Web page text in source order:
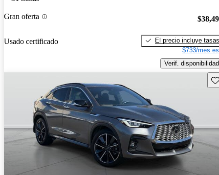
Gran oferta
Usado certificado
El precio incluye tasas
$733/mes
Verif. disponibilidad